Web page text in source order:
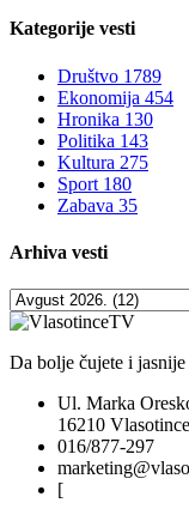
Kategorije vesti
Društvo 1789
Ekonomija 454
Hronika 130
Politika 143
Kultura 275
Sport 180
Zabava 35
Arhiva vesti
Da bolje čujete i
Ul. Marka
16210 Vlasotince
016/877-297
[